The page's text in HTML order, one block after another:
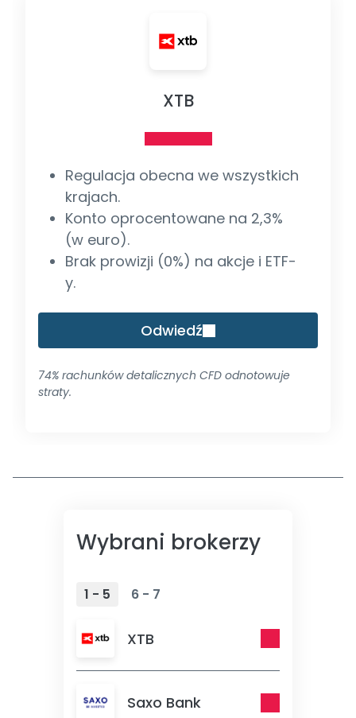
XTB
Regulacja obecna we wszystkich
krajach.
Konto oprocentowane na 2,3%
(w euro).
Brak prowizji (0%) na akcje i ETF-
y.
Odwiedź
74% rachunków detalicznych CFD odnotowuje
straty.
Wybrani brokerzy
1 - 5 6 - 7
XTB
Saxo Bank